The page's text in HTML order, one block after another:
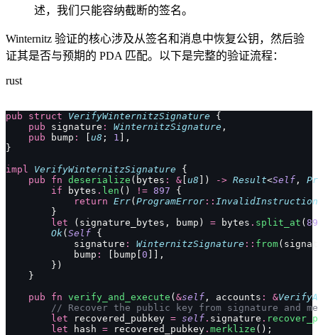
述，我们只能容纳截断的签名。
Winternitz 验证的核心涉及从签名和消息中恢复公钥，然后验
证其是否与预期的 PDA 匹配。以下是完整的验证流程：
rust
pub struct VerifyWinternitzSignature {
    pub
signature : WinternitzSignature ,
    pub
bump : [u8 ; 1 ],
}
impl
VerifyWinternitzSignature {
    pub
fn deserialize (bytes : & [u8 ]) -> Result<Self ,
        if
bytes . len () != 897 {
            return
Err(ProgramError ::
        }
        let
(signature_bytes, bump) = bytes . split_at (
        Ok
(Self {
            signature
: WinternitzSignature :: from
            bump
: [bump[0 ]],
        })
    }
    pub
fn verify_and_execute (&self , accounts : &
// Recover the public key from signature and
        let
recovered_pubkey = self . signature .
        let
hash = recovered_pubkey . merklize ();